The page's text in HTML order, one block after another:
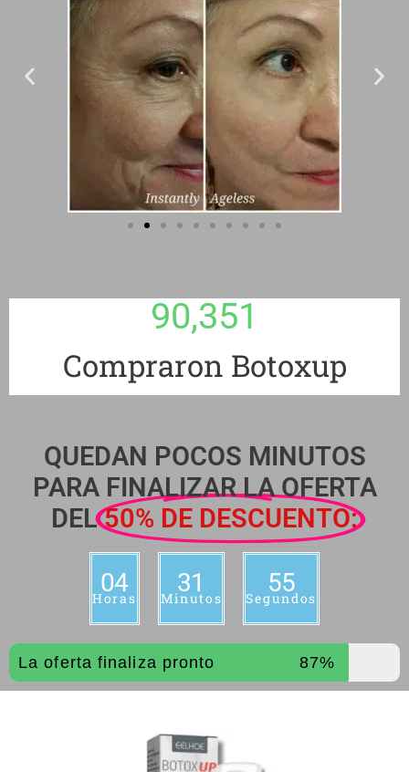
Compraron Botoxup
90,351
QUEDAN POCOS MINUTOS
PARA FINALIZAR LA OFERTA
DEL50% DE DESCUENTO:
04
Horas
31
Minutos
53
Segundos
La oferta finaliza pronto 87%